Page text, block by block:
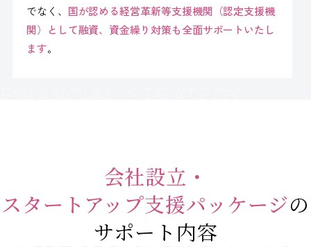
RECRUIT
採用情報
メールでのお問い合わせ
でなく、 国が認める経営革新等支援機関（認定支援機
関）として融資、資金繰り対策も全面サポートいたし
ます。
会社設立・
スタートアップ支援パッケージの
サポート内容